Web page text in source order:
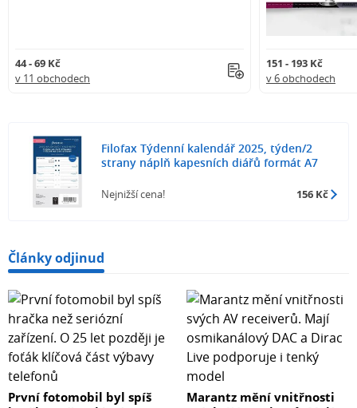
44 - 69 Kč
v 11 obchodech
151 - 193 Kč
v 6 obchodech
Filofax Týdenní kalendář 2025, týden/2
strany náplň kapesních diářů formát A7
Nejnižší cena! 156 Kč
Články odjinud
První fotomobil byl spíš
Marantz mění vnitřnosti